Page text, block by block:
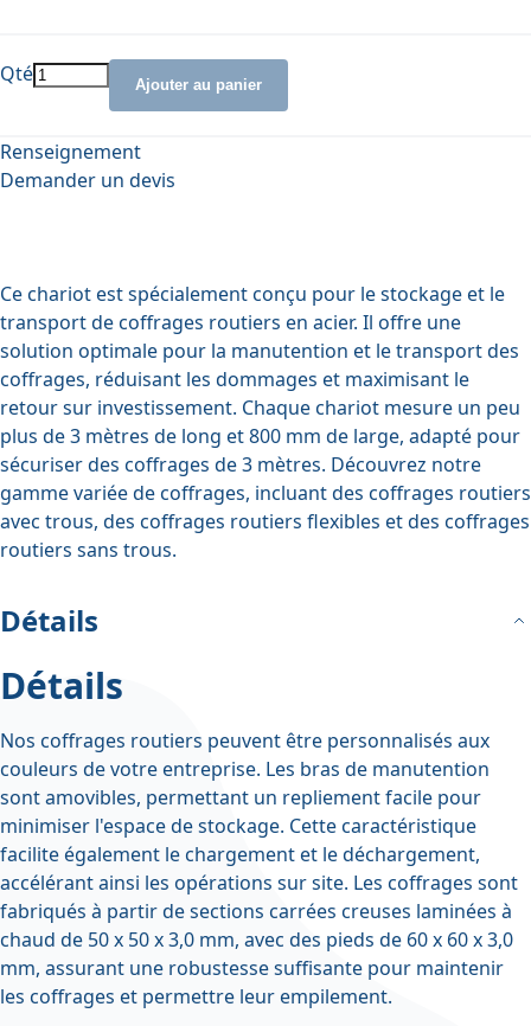
Qté Ajouter au panier
Renseignement
Demander un devis
Ce chariot est spécialement conçu pour le stockage et le
transport de coffrages routiers en acier. Il offre une
solution optimale pour la manutention et le transport des
coffrages, réduisant les dommages et maximisant le
retour sur investissement. Chaque chariot mesure un peu
plus de 3 mètres de long et 800 mm de large, adapté pour
sécuriser des coffrages de 3 mètres. Découvrez notre
gamme variée de coffrages, incluantdes coffrages routiers
avec trous, des coffrages routiers flexibles etdes coffrages
routiers sans trous.
Détails
Détails
Nos coffrages routiers peuvent être personnalisés aux
couleurs de votre entreprise. Les bras de manutention
sont amovibles, permettant un repliement facile pour
minimiser l'espace de stockage. Cette caractéristique
facilite également le chargement et le déchargement,
accélérant ainsi les opérations sur site. Les coffrages sont
fabriqués à partir de sections carrées creuses laminées à
chaud de 50 x 50 x 3,0 mm, avec des pieds de 60 x 60 x 3,0
mm, assurant une robustesse suffisante pour maintenir
les coffrages et permettre leur empilement.